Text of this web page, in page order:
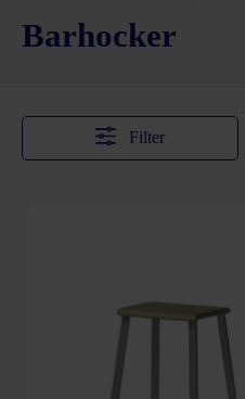
Barhocker
Filter